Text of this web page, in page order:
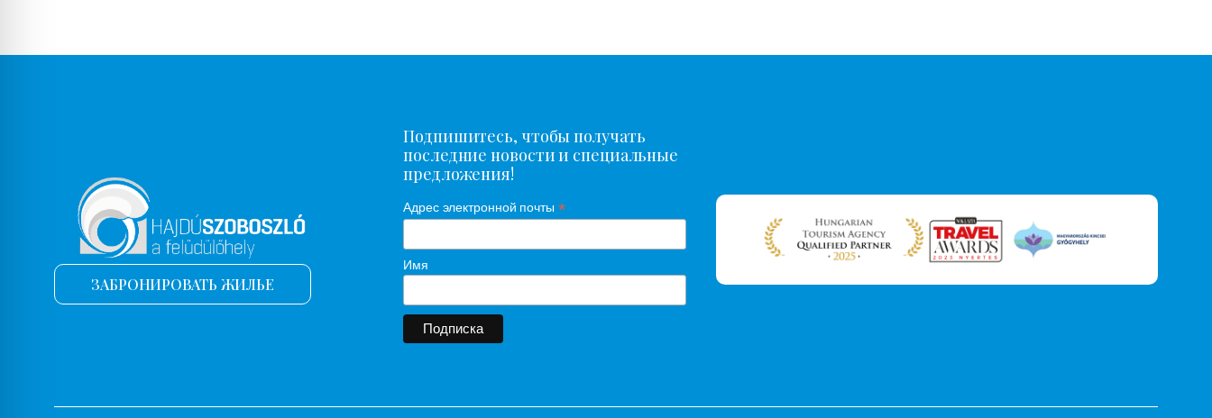
ЗАБРОНИРОВАТЬ ЖИЛЬЕ
Подпишитесь, чтобы получать
последние новости и специальные
предложения!
Адрес электронной почты *
Имя